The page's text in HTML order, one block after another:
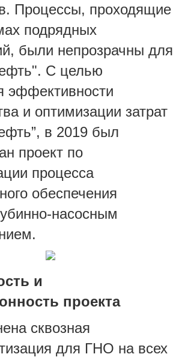
Процессы, проходящие
подрядных
были непрозрачны для
С целью
эффективности
и оптимизации затрат
в 2019 был
проект по
процесса
обеспечения
насосным
и
проекта
сквозная
для ГНО на всех